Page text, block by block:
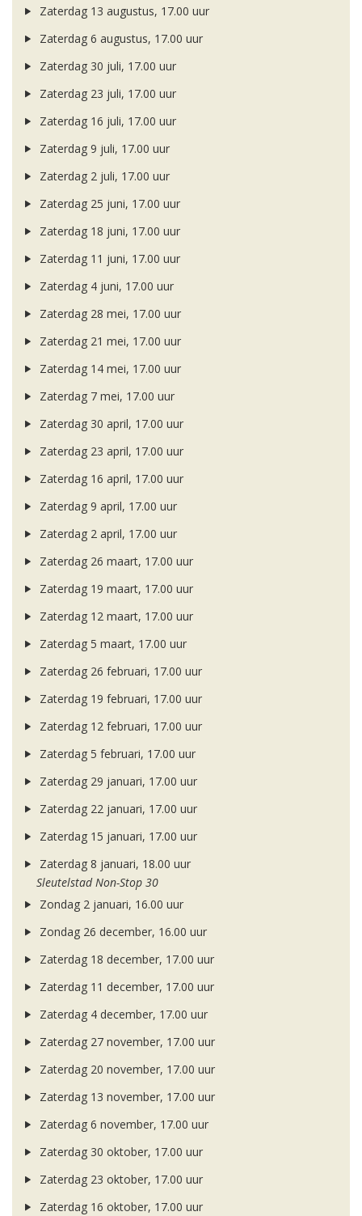
Zaterdag 13 augustus, 17.00 uur
Zaterdag 6 augustus, 17.00 uur
Zaterdag 30 juli, 17.00 uur
Zaterdag 23 juli, 17.00 uur
Zaterdag 16 juli, 17.00 uur
Zaterdag 9 juli, 17.00 uur
Zaterdag 2 juli, 17.00 uur
Zaterdag 25 juni, 17.00 uur
Zaterdag 18 juni, 17.00 uur
Zaterdag 11 juni, 17.00 uur
Zaterdag 4 juni, 17.00 uur
Zaterdag 28 mei, 17.00 uur
Zaterdag 21 mei, 17.00 uur
Zaterdag 14 mei, 17.00 uur
Zaterdag 7 mei, 17.00 uur
Zaterdag 30 april, 17.00 uur
Zaterdag 23 april, 17.00 uur
Zaterdag 16 april, 17.00 uur
Zaterdag 9 april, 17.00 uur
Zaterdag 2 april, 17.00 uur
Zaterdag 26 maart, 17.00 uur
Zaterdag 19 maart, 17.00 uur
Zaterdag 12 maart, 17.00 uur
Zaterdag 5 maart, 17.00 uur
Zaterdag 26 februari, 17.00 uur
Zaterdag 19 februari, 17.00 uur
Zaterdag 12 februari, 17.00 uur
Zaterdag 5 februari, 17.00 uur
Zaterdag 29 januari, 17.00 uur
Zaterdag 22 januari, 17.00 uur
Zaterdag 15 januari, 17.00 uur
Zaterdag 8 januari, 18.00 uur
Sleutelstad Non-Stop 30
Zondag 2 januari, 16.00 uur
Zondag 26 december, 16.00 uur
Zaterdag 18 december, 17.00 uur
Zaterdag 11 december, 17.00 uur
Zaterdag 4 december, 17.00 uur
Zaterdag 27 november, 17.00 uur
Zaterdag 20 november, 17.00 uur
Zaterdag 13 november, 17.00 uur
Zaterdag 6 november, 17.00 uur
Zaterdag 30 oktober, 17.00 uur
Zaterdag 23 oktober, 17.00 uur
Zaterdag 16 oktober, 17.00 uur